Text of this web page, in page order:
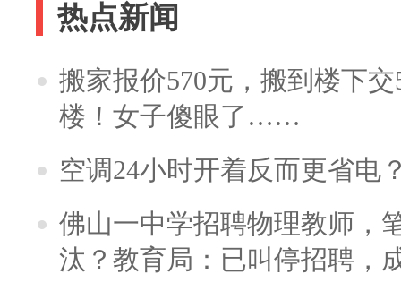
热点新闻
搬家报价570元，搬到楼下
楼！女子傻眼了……
空调24小时开着反而更省电
佛山一中学招聘物理教师，
汰？教育局：已叫停招聘，